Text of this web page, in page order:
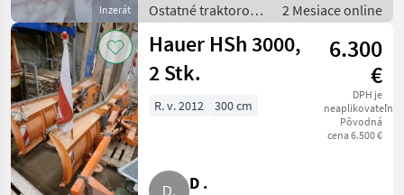
Inzerát
Ostatné traktorové
komponenty /
Snehový pluh
2 Mesiace online
Hauer HSh 3000,
2 Stk.
6.300
€
DPH je
neaplikovateľné
Pôvodná
cena 6.500 €
R. v. 2012 300 cm
D .